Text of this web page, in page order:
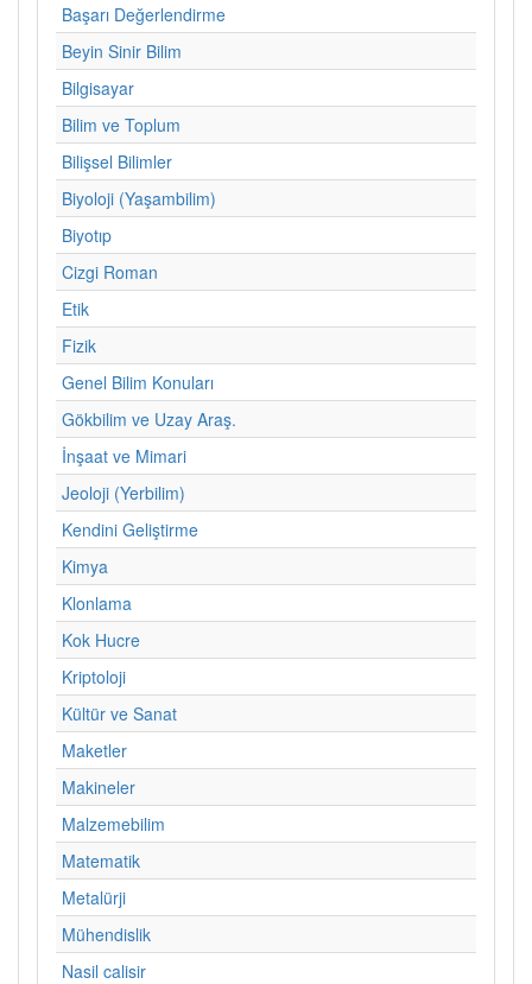
Başarı Değerlendirme
Beyin Sinir Bilim
Bilgisayar
Bilim ve Toplum
Bilişsel Bilimler
Biyoloji (Yaşambilim)
Biyotıp
Cizgi Roman
Etik
Fizik
Genel Bilim Konuları
Gökbilim ve Uzay Araş.
İnşaat ve Mimari
Jeoloji (Yerbilim)
Kendini Geliştirme
Kimya
Klonlama
Kok Hucre
Kriptoloji
Kültür ve Sanat
Maketler
Makineler
Malzemebilim
Matematik
Metalürji
Mühendislik
Nasil calisir